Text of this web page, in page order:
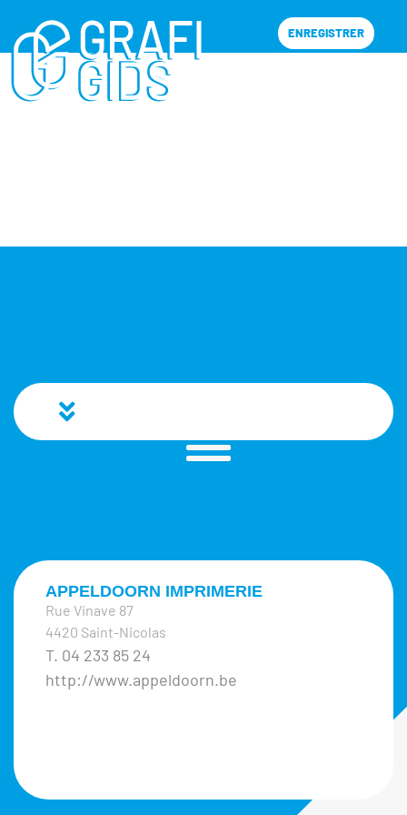
ENREGISTRER
APPELDOORN IMPRIMERIE
Rue Vinave 87
4420 Saint-Nicolas
T. 04 233 85 24
http://www.appeldoorn.be